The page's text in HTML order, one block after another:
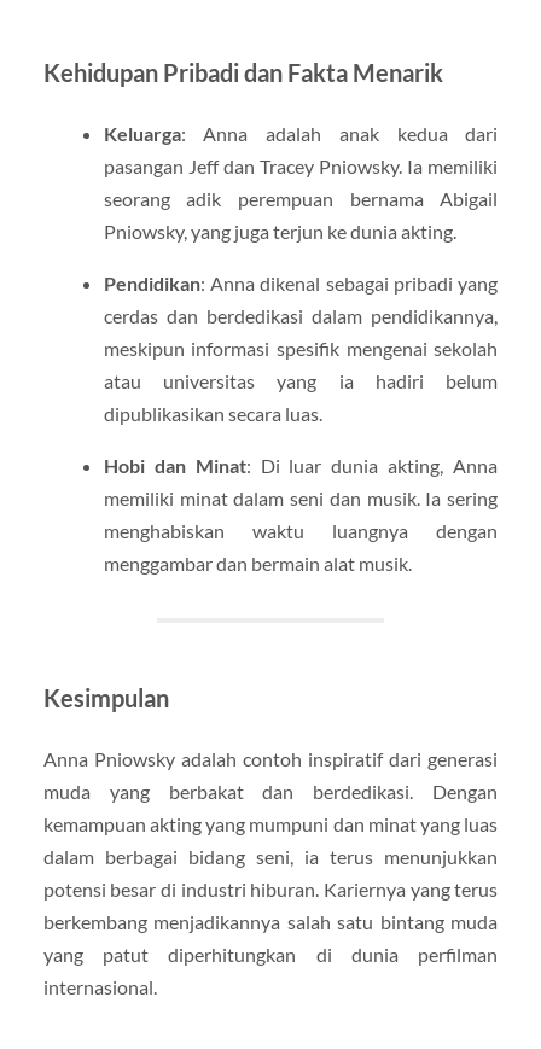
Kehidupan Pribadi dan Fakta Menarik
Keluarga: Anna adalah anak kedua dari
pasangan Jeff dan Tracey Pniowsky. Ia memiliki
seorang adik perempuan bernama Abigail
Pniowsky, yang juga terjun ke dunia akting.
Pendidikan: Anna dikenal sebagai pribadi yang
cerdas dan berdedikasi dalam pendidikannya,
meskipun informasi spesifik mengenai sekolah
atau universitas yang ia hadiri belum
dipublikasikan secara luas.
Hobi dan Minat: Di luar dunia akting, Anna
memiliki minat dalam seni dan musik. Ia sering
menghabiskan waktu luangnya dengan
menggambar dan bermain alat musik.
Kesimpulan
Anna Pniowsky adalah contoh inspiratif dari generasi
muda yang berbakat dan berdedikasi. Dengan
kemampuan akting yang mumpuni dan minat yang luas
dalam berbagai bidang seni, ia terus menunjukkan
potensi besar di industri hiburan. Kariernya yang terus
berkembang menjadikannya salah satu bintang muda
yang patut diperhitungkan di dunia perfilman
internasional.